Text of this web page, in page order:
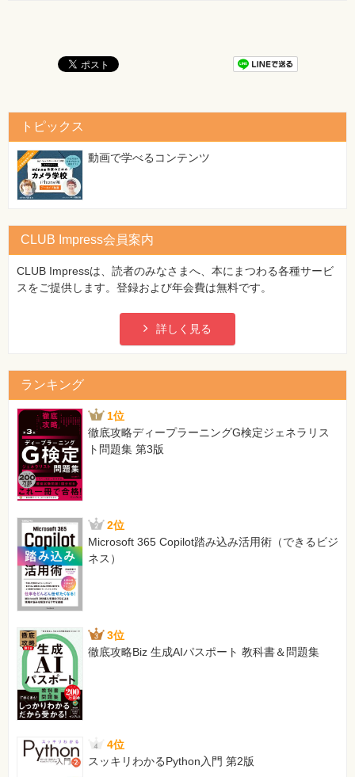
あなたはWindows 7がインストールされたノートPCを使
用しています。このノートPCに内蔵されているネットワ
状態になってしまいました。このときの対策として適切な
ものを１つ選びなさい。
[正]
あなたは、Windows 7を使用しているユーザーがデバイス
ドライバーが必要になったときに、いつでもユーザー自身
備考：
誤って問題文が問8と同じになっていました。
【 第2刷にて修正 】
/ｐ 更新プログラムを適用する
【 第2刷にて修正 】
106ページ 解答15の表
[誤]
/ｐ 以下のオプションを指定する
p…ファイルが～
[正]
p…ファイルが～
【 第2刷にて修正 】
106ページ 解答15最終行
[誤]
msiexec /I sample.msi Japanese.mst
msiexec /I sample.msi /t Japanese.mst
【 第2刷にて修正 】
107ページ 解答16 【ワイルドカードを使用したパスの規則の
設定】画面中のパス
[誤]
SampleApp.exe
[正]
SampleApp*.exe
トピックス
動画で学べるコンテンツ
CLUB Impress会員案内
CLUB Impressは、読者のみなさまへ、本にまつわる各種サービ
スをご提供します。登録および年会費は無料です。
詳しく見る
ランキング
1位
徹底攻略ディープラーニングG検定ジェネラリス
ト問題集 第3版
2位
Microsoft 365 Copilot踏み込み活用術（できるビジ
ネス）
3位
徹底攻略Biz 生成AIパスポート 教科書＆問題集
4位
スッキリわかるPython入門 第2版